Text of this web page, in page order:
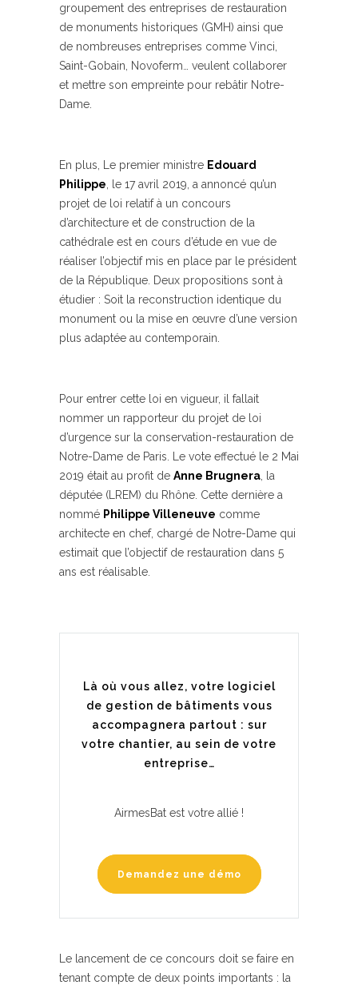
groupement des entreprises de restauration
de monuments historiques (GMH) ainsi que
de nombreuses entreprises comme Vinci,
Saint-Gobain, Novoferm… veulent collaborer
et mettre son empreinte pour rebâtir Notre-
Dame.
En plus, Le premier ministre Edouard
Philippe , le 17 avril 2019, a annoncé qu’un
projet de loi relatif à un concours
d’architecture et de construction de la
cathédrale est en cours d’étude en vue de
réaliser l’objectif mis en place par le président
de la République. Deux propositions sont à
étudier : Soit la reconstruction identique du
monument ou la mise en œuvre d’une version
plus adaptée au contemporain.
Pour entrer cette loi en vigueur, il fallait
nommer un rapporteur du projet de loi
d’urgence sur la conservation-restauration de
Notre-Dame de Paris. Le vote effectué le 2 Mai
2019 était au profit de Anne Brugnera , la
députée (LREM) du Rhône. Cette dernière a
nommé Philippe Villeneuve comme
architecte en chef, chargé de Notre-Dame qui
estimait que l’objectif de restauration dans 5
ans est réalisable.
Là où vous allez, votre logiciel
de gestion de bâtiments vous
accompagnera partout : sur
votre chantier, au sein de votre
entreprise…
AirmesBat est votre allié !
Demandez une démo
Le lancement de ce concours doit se faire en
tenant compte de deux points importants : la